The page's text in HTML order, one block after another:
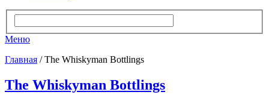
Меню
Главная / The Whiskyman Bottlings
The Whiskyman Bottlings